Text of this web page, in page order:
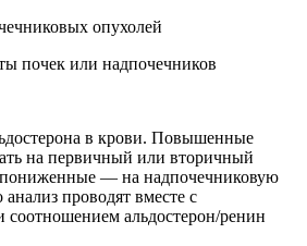
опухолей
почек или надпочечников
в крови. Повышенные
на первичный или вторичный
пониженные — на надпочечниковую
анализ проводят вместе с
соотношением альдостерон/ренин